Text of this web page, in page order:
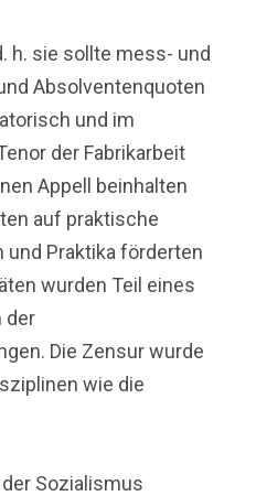
h. sie sollte mess- und
Absolventenquoten
und im
der Fabrikarbeit
Appell beinhalten
auf praktische
Praktika förderten
wurden Teil eines
der
Die Zensur wurde
wie die
Sozialismus